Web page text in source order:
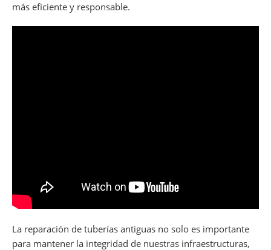
más eficiente y responsable.
La reparación de tuberías antiguas no solo es importante
para mantener la integridad de nuestras infraestructuras,